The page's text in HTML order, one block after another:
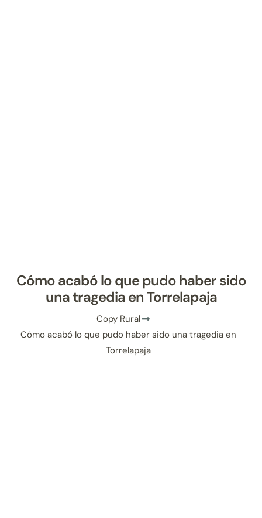
Cómo acabó lo que pudo haber sido
una tragedia en Torrelapaja
Copy Rural
Cómo acabó lo que pudo haber sido una tragedia en
Torrelapaja